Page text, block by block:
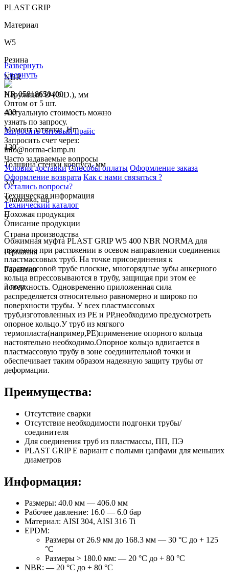
PLAST GRIP
Материал
W5
Резина
NBR
Наружный Ø (O.D.), мм
400
Момент затяжки, Hm
120
Толщина стенки корпуса, мм
3.0
Упаковка, шт
5
Страна производства
Германия
Гарантия
2 года
Развернуть
Свернуть
NR-05818650400
Оптом от 5 шт.
Актуальную стоимость можно
узнать по запросу.
Запросить оптовый прайс
Запросить счет через:
info@norma-clamp.ru
Часто задаваемые вопросы
Условия доставки Способы оплаты Оформление заказа
Оформление возврата Как с нами связаться ?
Остались вопросы?
Техническая информация
Технический каталог
Похожая продукция
Описание продукции
Обжимная муфта PLAST GRIP W5 400 NBR NORMA для
прочного при растяжении в осевом направлении соединения
пластмассовых труб. На точке присоединения к
пластмассовой трубе плоские, многорядные зубы анкерного
кольца впрессовываются в трубу, защищая при этом ее
поверхность. Одновременно приложенная сила
распределяется относительно равномерно и широко по
поверхности трубы. У всех пластмассовых
труб,изготовленных из РЕ и РР,необходимо предусмотреть
опорное кольцо.У труб из мягкого
термопласта(например,РЕ)применение опорного кольца
настоятельно необходимо.Опорное кольцо вдвигается в
пластмассовую трубу в зоне соединительной точки и
обеспечивает таким образом надежную защиту трубы от
деформации.
Преимущества:
Отсутствие сварки
Отсутствие необходимости подгонки трубы/
соединителя
Для соединения труб из пластмассы, ПП, ПЭ
PLAST GRIP E вариант с полыми цапфами для меньших
диаметров
Информация:
Размеры: 40.0 мм — 406.0 мм
Рабочее давление: 16.0 — 6.0 бар
Материал: AISI 304, AISI 316 Ti
EPDM:
Размеры от 26.9 мм до 168.3 мм — 30 °C до + 125
°C
Размеры > 180.0 мм: — 20 °C до + 80 °C
NBR: — 20 °C до + 80 °C